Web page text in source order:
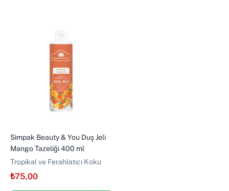
Simpak Beauty & You Duş Jeli
Mango Tazeliği 400 ml
Tropikal ve Ferahlatıcı Koku
₺75,00